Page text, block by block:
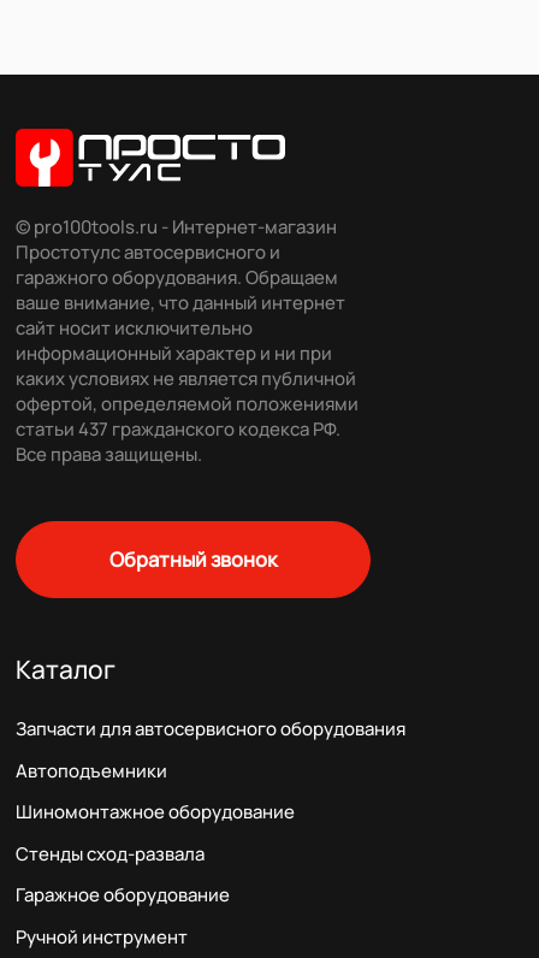
© pro100tools.ru - Интернет-магазин
Простотулс автосервисного и
гаражного оборудования. Обращаем
ваше внимание, что данный интернет
сайт носит исключительно
информационный характер и ни при
каких условиях не является публичной
офертой, определяемой положениями
статьи 437 гражданского кодекса РФ.
Все права защищены.
Обратный звонок
Каталог
Запчасти для автосервисного оборудования
Автоподъемники
Шиномонтажное оборудование
Стенды сход-развала
Гаражное оборудование
Ручной инструмент